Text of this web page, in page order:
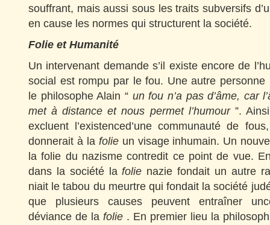
souffrant, mais aussi sous les traits subversifs
en cause les normes qui structurent la société.
Folie et Humanité
Un intervenant demande s’il existe encore de
social est rompu par le fou. Une autre personne
le philosophe Alain “ un fou n’a pas d’âme, car
met à distance et nous permet l’humour”.
excluent l’existenced’une communauté de
donnerait à la folie un visage inhumain. Un
la folie du nazisme contredit ce point de vue.
dans la société lafolie nazie fondait un autre
niait le tabou du meurtre qui fondait la société
que plusieurs causes peuvent entraîner
déviance de la folie . En premier lieu la